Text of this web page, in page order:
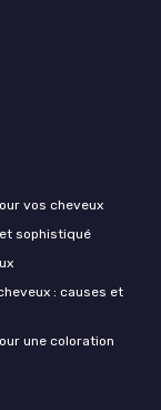
vos cheveux
sophistiqué
: causes et
une coloration